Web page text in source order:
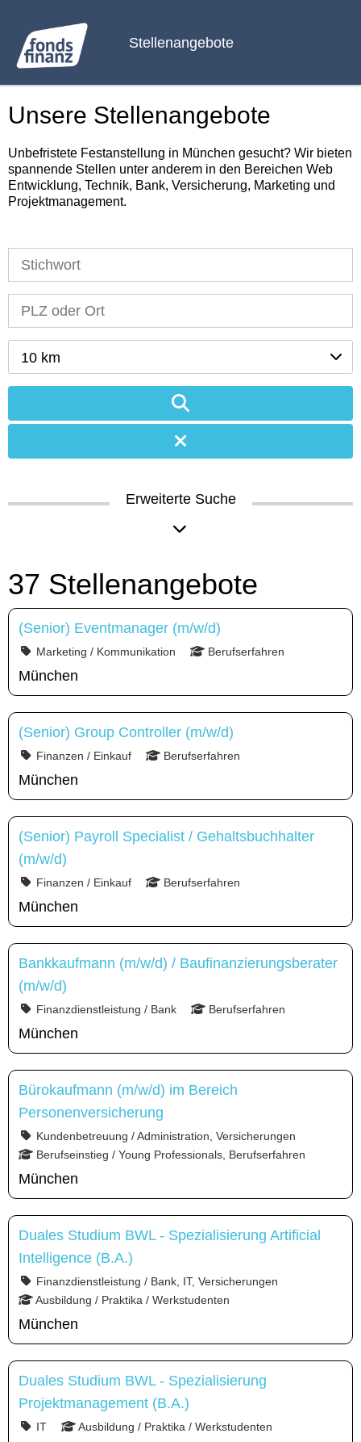
Stellenangebote
Unsere Stellenangebote
Unbefristete Festanstellung in München gesucht? Wir bieten
spannende Stellen unter anderem in den Bereichen Web
Entwicklung, Technik, Bank, Versicherung, Marketing und
Projektmanagement.
10 km
Erweiterte Suche
37 Stellenangebote
(Senior) Eventmanager (m/w/d)
Marketing / Kommunikation Berufserfahren
München
(Senior) Group Controller (m/w/d)
Finanzen / Einkauf Berufserfahren
München
(Senior) Payroll Specialist / Gehaltsbuchhalter
(m/w/d)
Finanzen / Einkauf Berufserfahren
München
Bankkaufmann (m/w/d) / Baufinanzierungsberater
(m/w/d)
Finanzdienstleistung / Bank Berufserfahren
München
Bürokaufmann (m/w/d) im Bereich
Personenversicherung
Kundenbetreuung / Administration, Versicherungen
Berufseinstieg / Young Professionals, Berufserfahren
München
Duales Studium BWL - Spezialisierung Artificial
Intelligence (B.A.)
Finanzdienstleistung / Bank, IT, Versicherungen
Ausbildung / Praktika / Werkstudenten
München
Duales Studium BWL - Spezialisierung
Projektmanagement (B.A.)
IT Ausbildung / Praktika / Werkstudenten